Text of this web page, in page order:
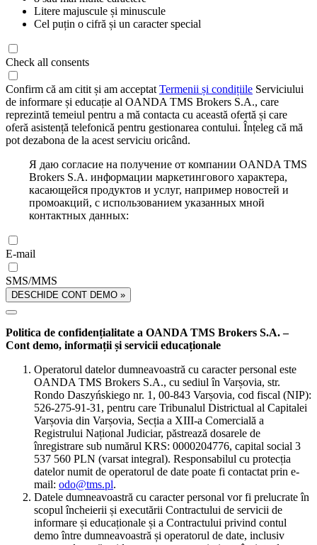
Litere majuscule și minuscule
Cel puțin o cifră și un caracter special
Check all consents
Confirm că am citit și am acceptat Termenii și condițiile Serviciului
de informare și educație al OANDA TMS Brokers S.A., care
reprezintă temeiul pentru a mă contacta cu această ofertă și care
oferă asistență telefonică pentru gestionarea contului. Înțeleg că mă
pot dezabona de la acest serviciu oricând.
Я даю согласие на получение от компании OANDA TMS
Brokers S.A. информации маркетингового характера,
касающейся продуктов и услуг, например новостей и
промоакций, с использованием указанных мной
контактных данных:
E-mail
SMS/MMS
DESCHIDE CONT DEMO »
Politica de confidențialitate a OANDA TMS Brokers S.A. –
Cont demo, informații și servicii educaționale
Operatorul datelor dumneavoastră cu caracter personal este
OANDA TMS Brokers S.A., cu sediul în Varșovia, str.
Rondo Daszyńskiego nr. 1, 00-843 Varșovia, cod fiscal (NIP):
526-275-91-31, pentru care Tribunalul Districtual al Capitalei
Varșovia din Varșovia, Secția a XIII-a Comercială a
Registrului Național Judiciar, păstrează dosarele de
înregistrare sub numărul KRS: 0000204776, capital social 3
537 560 PLN (varsat integral). Responsabilul cu protecția
datelor numit de operatorul de date poate fi contactat prin e-
mail: odo@tms.pl.
Datele dumneavoastră cu caracter personal vor fi prelucrate în
scopul încheierii și executării Contractului de servicii de
informare și educaționale și a Contractului privind contul
demo între dumneavoastră și operatorul de date, inclusiv